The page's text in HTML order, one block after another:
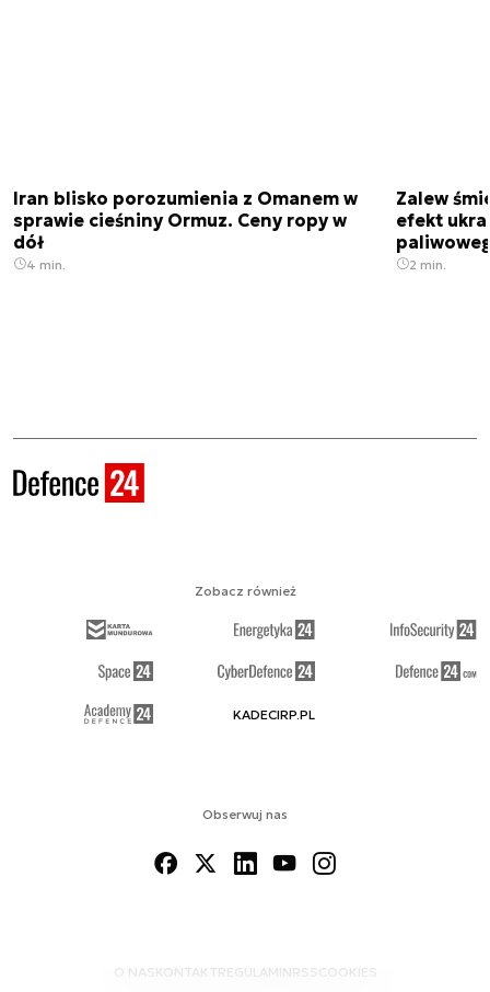
Iran blisko porozumienia z Omanem w
sprawie cieśniny Ormuz. Ceny ropy w
dół
4 min.
Zalew
efekt
2 min.
Obserwuj nas
O NAS KONTAKTREGULAMINRSS COOKIES
Zobacz również
KADECIRP.PL